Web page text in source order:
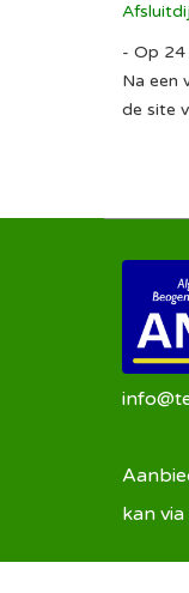
- Op
Na een
de site
kan